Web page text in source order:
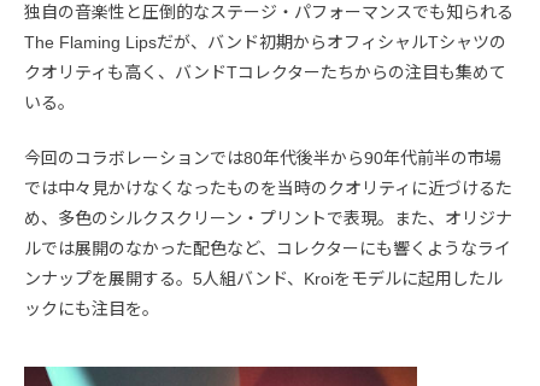
独自の音楽性と圧倒的なステージ・パフォーマンスでも知られる
The Flaming Lipsだが、バンド初期からオフィシャルTシャツの
クオリティも高く、バンドTコレクターたちからの注目も集めて
いる。
今回のコラボレーションでは80年代後半から90年代前半の市場
では中々見かけなくなったものを当時のクオリティに近づけるた
め、多色のシルクスクリーン・プリントで表現。また、オリジナ
ルでは展開のなかった配色など、コレクターにも響くようなライ
ンナップを展開する。5人組バンド、Kroiをモデルに起用したル
ックにも注目を。